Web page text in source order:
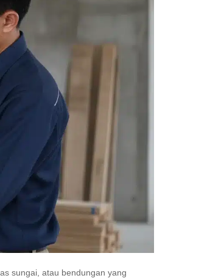
sungai, atau bendungan yang